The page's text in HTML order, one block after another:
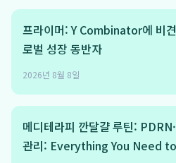
프라이머: Y Combinator에 비
로벌 성장 동반자
2026년 8월 8일
메디테라피 깐달걀 루틴:
관리: Everything You Need